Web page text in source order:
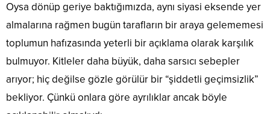
Oysa dönüp geriye baktığımızda, aynı siyasi eksende yer
almalarına rağmen bugün tarafların bir araya gelememesi
toplumun hafızasında yeterli bir açıklama olarak karşılık
bulmuyor. Kitleler daha büyük, daha sarsıcı sebepler
arıyor; hiç değilse gözle görülür bir “şiddetli geçimsizlik”
bekliyor. Çünkü onlara göre ayrılıklar ancak böyle